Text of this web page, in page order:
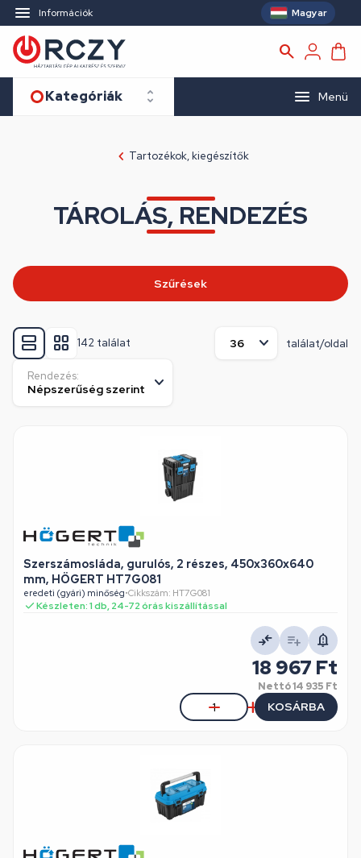
Információk Magyar
Kategóriák Menü
Tartozékok, kiegészítők
TÁROLÁS, RENDEZÉS
142 találat találat/oldal
Rendezés:
Szerszámosláda, gurulós, 2 részes, 450x360x640
mm, HÖGERT HT7G081
eredeti (gyári) minőség•Cikkszám: HT7G081
Készleten: 1 db, 24-72 órás kiszállítással
18 967 Ft
Nettó14 935 Ft
KOSÁRBA
Szűrések